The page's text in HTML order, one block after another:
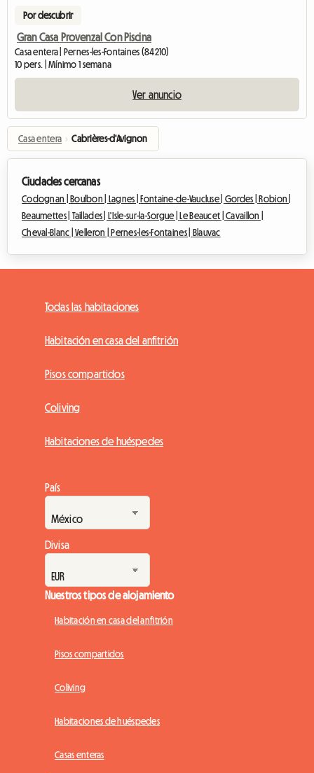
Por descubrir
Gran Casa Provenzal Con Piscina
Casa entera | Pernes-les-Fontaines (84210)
10 pers. | Mínimo 1 semana
Ver anuncio
Casa entera › Cabrières-d'Avignon
Ciudades cercanas
Codognan | Boulbon | Lagnes | Fontaine-de-Vaucluse | Gordes |
Robion |
Beaumettes | Taillades | L'Isle-sur-la-Sorgue | Le Beaucet |Cavaillon |
Cheval-Blanc |Velleron | Pernes-les-Fontaines | Blauvac
Todas las habitaciones
Habitación en casa del anfitrión
Pisos compartidos
Coliving
Habitaciones de huéspedes
País
Divisa
Nuestros tipos de alojamiento
Habitación en casa del anfitrión
Pisos compartidos
Coliving
Habitaciones de huéspedes
Casas enteras